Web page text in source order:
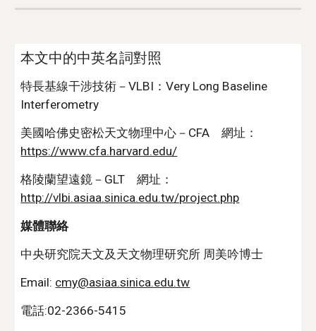
本文中的中英名詞對照
特長基線干涉技術 －VLBI：Very Long Baseline
Interferometry
美國哈佛史密松天文物理中心 －CFA　網址：
https://www.cfa.harvard.edu/
格陵蘭望遠鏡－GLT　網址：
http://vlbi.asiaa.sinica.edu.tw/project.php
媒體聯絡
中央研究院天文及天文物理研究所 周美吟博士
Email: cmy@asiaa.sinica.edu.tw
電話:02-2366-5415